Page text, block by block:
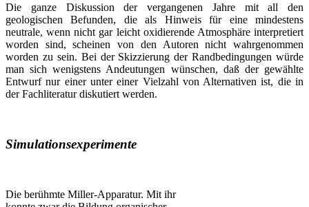
Die ganze Diskussion der vergangenen Jahre mit all den
geologischen Befunden, die als Hinweis für eine mindestens
neutrale, wenn nicht gar leicht oxidierende Atmosphäre interpretiert
worden sind, scheinen von den Autoren nicht wahrgenommen
worden zu sein. Bei der Skizzierung der Randbedingungen würde
man sich wenigstens Andeutungen wünschen, daß der gewählte
Entwurf nur einer unter einer Vielzahl von Alternativen ist, die in
der Fachliteratur diskutiert werden.
Simulationsexperimente
Die berühmte Miller-Apparatur. Mit ihr